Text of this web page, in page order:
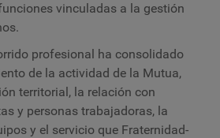
vinculadas a la gestión
profesional ha consolidado
de la actividad de la Mutua,
territorial, la relación con
y personas trabajadoras, la
y el servicio que Fraternidad-